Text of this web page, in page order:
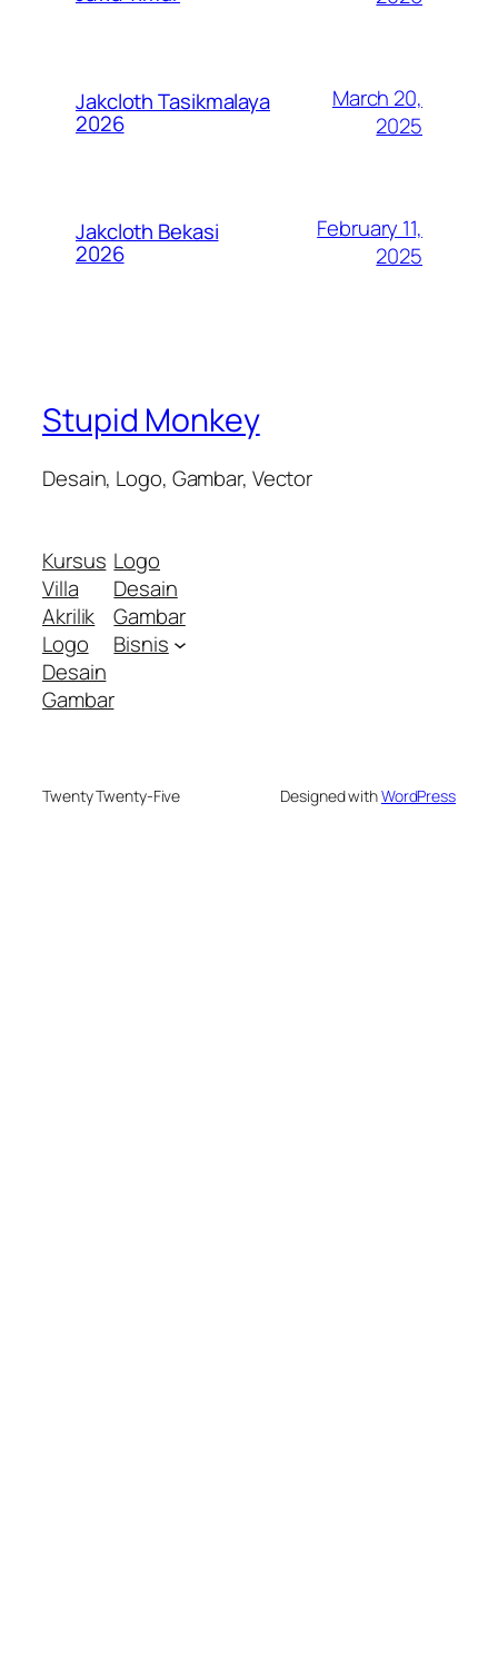
Jakcloth Tasikmalaya
2026
March 20,
2025
Jakcloth Bekasi
2026
February 11,
2025
Stupid Monkey
Desain, Logo, Gambar, Vector
Kursus
Villa
Akrilik
Logo
Desain
Gambar
Logo
Desain
Gambar
Bisnis
Twenty Twenty-Five Designed withWordPress